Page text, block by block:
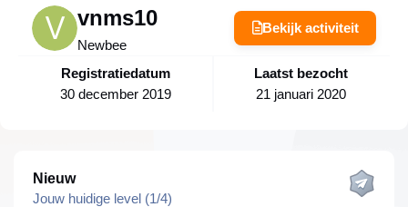
vnms10
Newbee
Registratiedatum
30 december 2019
Laatst bezocht
21 januari 2020
Bekijk activiteit
Nieuw
Jouw huidige level (1/4)